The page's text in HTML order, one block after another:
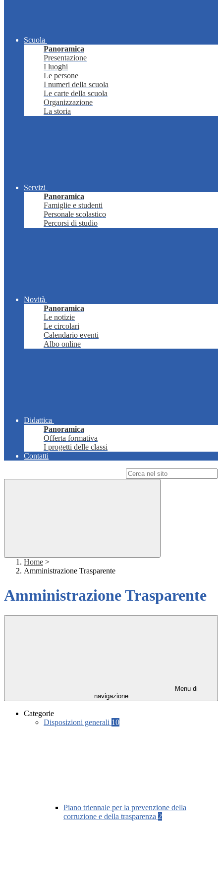
Scuola
Panoramica
Presentazione
I luoghi
Le persone
I numeri della scuola
Le carte della scuola
Organizzazione
La storia
Servizi
Panoramica
Famiglie e studenti
Personale scolastico
Percorsi di studio
Novità
Panoramica
Le notizie
Le circolari
Calendario eventi
Albo online
Didattica
Panoramica
Offerta formativa
I progetti delle classi
Contatti
Home >
Amministrazione Trasparente
Amministrazione Trasparente
Menu di
navigazione
Categorie
Disposizioni generali 10
Piano triennale per la prevenzione della
corruzione e della trasparenza 2